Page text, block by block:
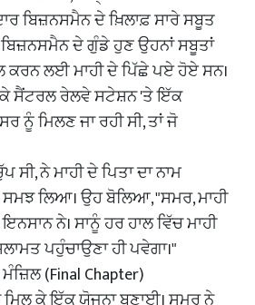
ਬਿਜ਼ਨਸਮੈਨ ਦੇ ਖ਼ਿਲਾਫ਼ ਸਾਰੇ ਸਬੂਤ
ਦੇ ਗੁੰਡੇ ਹੁਣ ਉਹਨਾਂ ਸਬੂਤਾਂ
ਕਰਨ ਲਈ ਮਾਹੀ ਦੇ ਪਿੱਛੇ ਪਏ ਹੋਏ ਸਨ।
ਕੇ ਸੈਂਟਰਲ ਰੇਲਵੇ ਸਟੇਸ਼ਨ 'ਤੇ ਇੱਕ
ਨੂੰ ਮਿਲਣ ਜਾ ਰਹੀ ਸੀ, ਤਾਂ ਜੋ
ਨੇ ਮਾਹੀ ਦੇ ਪਿਤਾ ਦਾ ਨਾਮ
ਲਿਆ। ਉਹ ਬੋਲਿਆ, "ਸਮਰ, ਮਾਹੀ
ਨੇ। ਸਾਨੂੰ ਹਰ ਹਾਲ ਵਿੱਚ ਮਾਹੀ
ਪਹੁੰਚਾਉਣਾ ਹੀ ਪਵੇਗਾ।"
(Final Chapter)